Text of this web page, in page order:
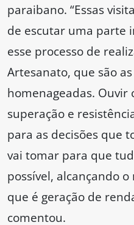
paraibano. “Essas
de escutar uma parte
esse processo de
Artesanato, que são
homenageadas. Ouvir
superação e
para as decisões que
vai tomar para que
possível, alcançando
que é geração de
comentou.